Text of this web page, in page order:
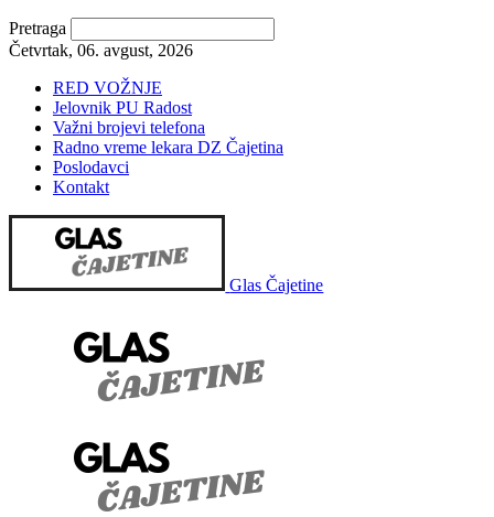
Pretraga
Četvrtak, 06. avgust, 2026
RED VOŽNJE
Jelovnik PU Radost
Važni brojevi telefona
Radno vreme lekara DZ Čajetina
Poslodavci
Kontakt
Glas Čajetine